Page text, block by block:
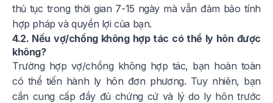
thủ tục trong thời gian 7-15 ngày mà vẫn đảm bảo tính
hợp pháp và quyền lợi của bạn.
4.2. Nếu vợ/chồng không hợp tác có thể ly hôn được
không?
Trường hợp vợ/chồng không hợp tác, bạn hoàn toàn
có thể tiến hành ly hôn đơn phương. Tuy nhiên, bạn
cần cung cấp đầy đủ chứng cứ và lý do ly hôn trước